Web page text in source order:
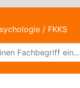
/ FKKS